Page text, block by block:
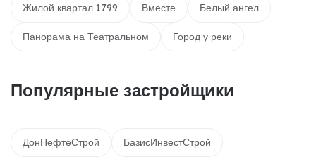
Жилой квартал 1799 Вместе Белый ангел
Панорама на Театральном Город у реки
Популярные застройщики
ДонНефтеСтрой БазисИнвестСтрой